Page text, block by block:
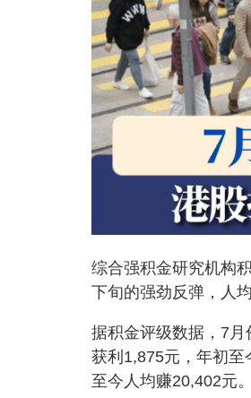
综合强积金研究机构
下旬的强劲反弹，人
据积金评级数据，7
获利1,875元，年初
至今人均赚20,402元。